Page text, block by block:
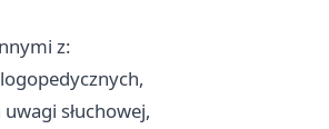
z:
słuchowej,